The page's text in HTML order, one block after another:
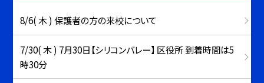
8/6( 木 ) 保護者の方の来校について
7/30( 木 ) 7月30日【シリコンバレー】 区役所 到着時間は5
時30分